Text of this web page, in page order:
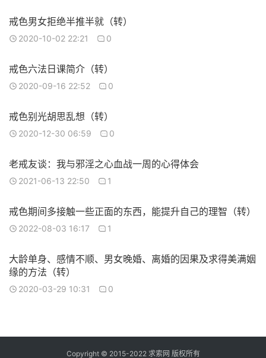
戒色男女拒绝半推半就（转）
2020-10-02 22:21 0
戒色六法日课简介（转）
2020-09-16 22:52 0
戒色别光胡思乱想（转）
2020-12-30 06:59 0
老戒友谈：我与邪淫之心血战一周的心得体会
2021-06-13 22:50 1
戒色期间多接触一些正面的东西，能提升自己的理智（转）
2022-08-03 16:17 1
大龄单身、感情不顺、男女晚婚、离婚的因果及求得美满姻
缘的方法（转）
2020-03-29 10:31 0
Copyright © 2015-2022 求索网 版权所有